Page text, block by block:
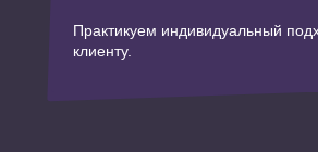
Практикуем индивидуальный
клиенту.